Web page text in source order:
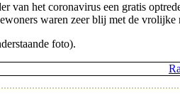
van het coronavirus een gratis
waren zeer blij met de
foto).